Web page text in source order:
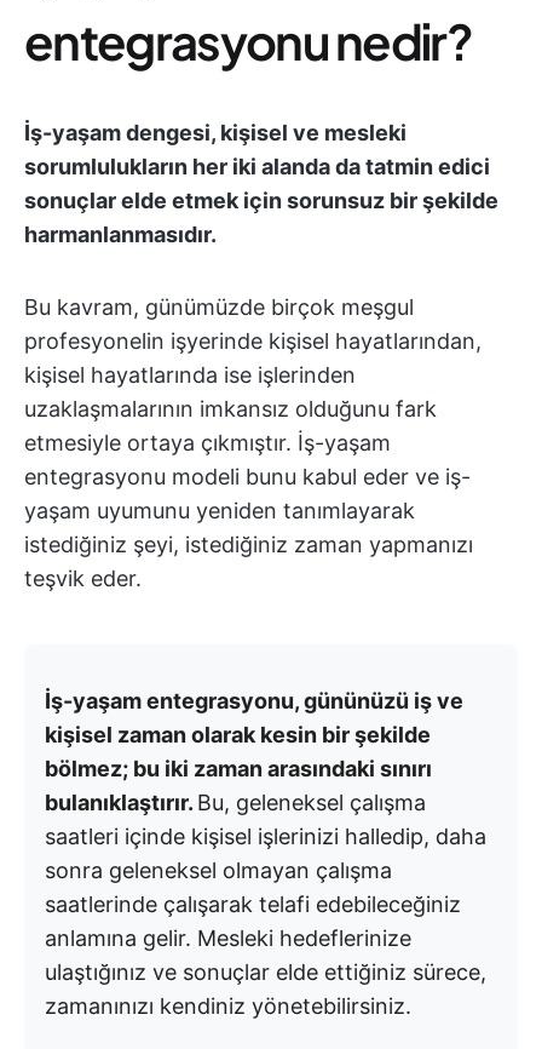
entegrasyonu nedir?
İş-yaşam dengesi, kişisel ve mesleki
sorumlulukların her iki alanda da tatmin edici
sonuçlar elde etmek için sorunsuz bir şekilde
harmanlanmasıdır.
Bu kavram, günümüzde birçok meşgul
profesyonelin işyerinde kişisel hayatlarından,
kişisel hayatlarında ise işlerinden
uzaklaşmalarının imkansız olduğunu fark
etmesiyle ortaya çıkmıştır. İş-yaşam
entegrasyonu modeli bunu kabul eder ve iş-
yaşam uyumunu yeniden tanımlayarak
istediğiniz şeyi, istediğiniz zaman yapmanızı
teşvik eder.
İş-yaşam entegrasyonu, gününüzü iş ve
kişisel zaman olarak kesin bir şekilde
bölmez; bu iki zaman arasındaki sınırı
bulanıklaştırır. Bu, geleneksel çalışma
saatleri içinde kişisel işlerinizi halledip, daha
sonra geleneksel olmayan çalışma
saatlerinde çalışarak telafi edebileceğiniz
anlamına gelir. Mesleki hedeflerinize
ulaştığınız ve sonuçlar elde ettiğiniz sürece,
zamanınızı kendiniz yönetebilirsiniz.